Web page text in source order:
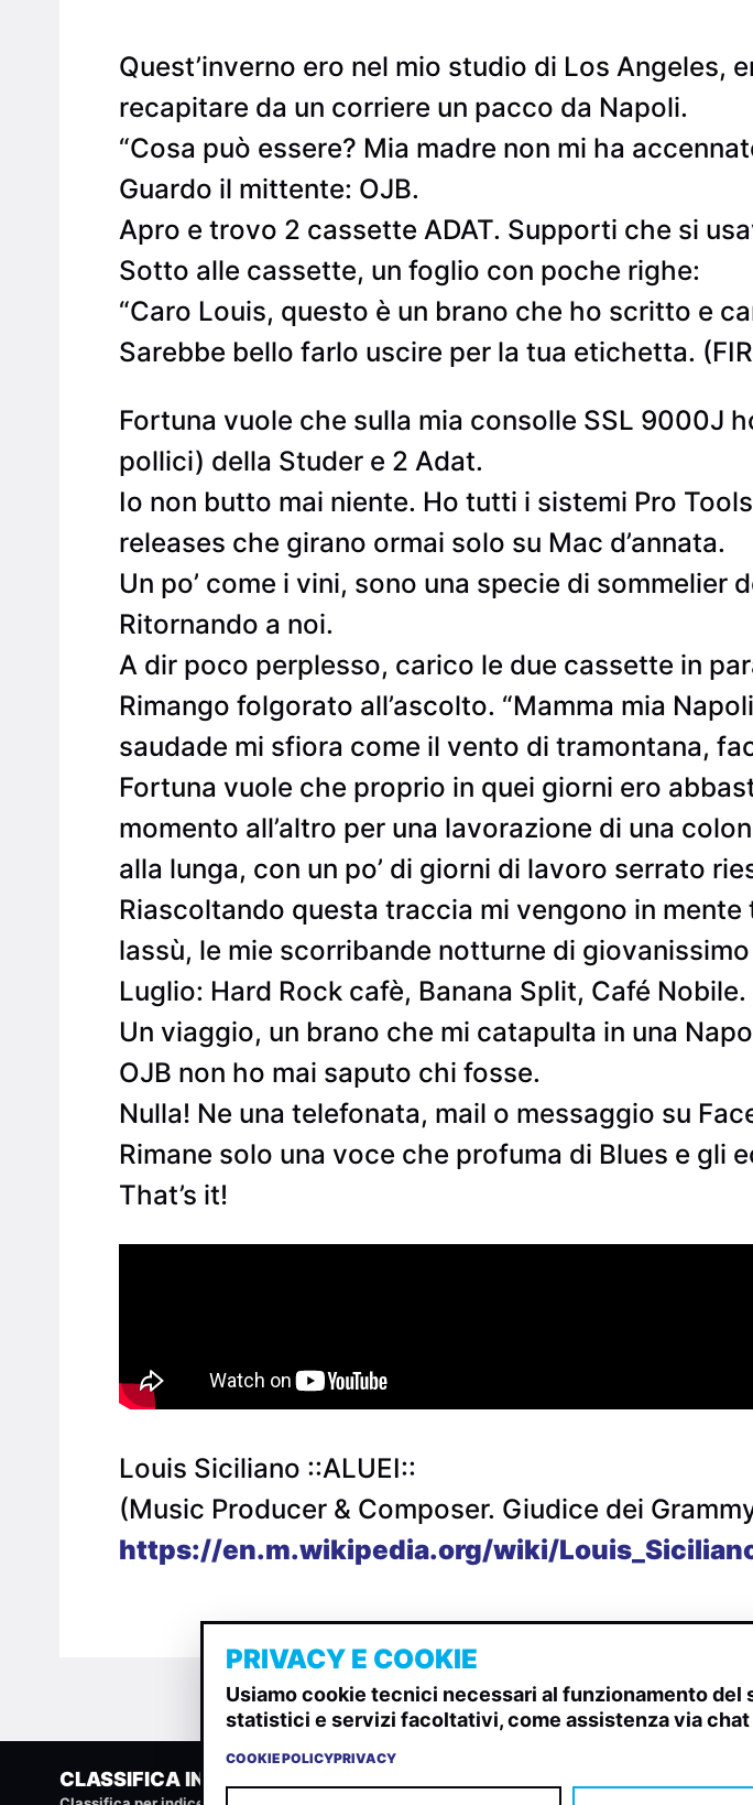
Quest’inverno ero nel mio studio di Los Angeles,
recapitare da un corriere un pacco da Napoli.
“Cosa può essere? Mia madre non mi ha
Guardo il mittente: OJB.
Apro e trovo 2 cassette ADAT. Supporti che si
Sotto alle cassette, un foglio con poche righe:
“Caro Louis, questo è un brano che ho scritto e
Sarebbe bello farlo uscire per la tua etichetta.
Fortuna vuole che sulla mia consolle SSL 9000J
pollici) della Studer e 2 Adat.
Io non butto mai niente. Ho tutti i sistemi Pro
releases che girano ormai solo su Mac d’annata.
Un po’ come i vini, sono una specie di sommelier
Ritornando a noi.
A dir poco perplesso, carico le due cassette in
Rimango folgorato all’ascolto. “Mamma mia
saudade mi sfiora come il vento di tramontana,
Fortuna vuole che proprio in quei giorni ero
momento all’altro per una lavorazione di una
alla lunga, con un po’ di giorni di lavoro serrato
Riascoltando questa traccia mi vengono in
lassù, le mie scorribande notturne di
Luglio: Hard Rock cafè, Banana Split, Café Nobile.
Un viaggio, un brano che mi catapulta in una
OJB non ho mai saputo chi fosse.
Nulla! Ne una telefonata, mail o messaggio su
Rimane solo una voce che profuma di Blues e gli
That’s it!
Louis Siciliano ::ALUEI::
(Music Producer & Composer. Giudice dei
https://en.m.wikipedia.org/wiki/
CLASSIFICA INDIE
PRIVACY E COOKIE
Usiamo cookie tecnici necessari al funzionamento
statistici e servizi facoltativi, come assistenza via
COOKIE POLICYPRIVACY